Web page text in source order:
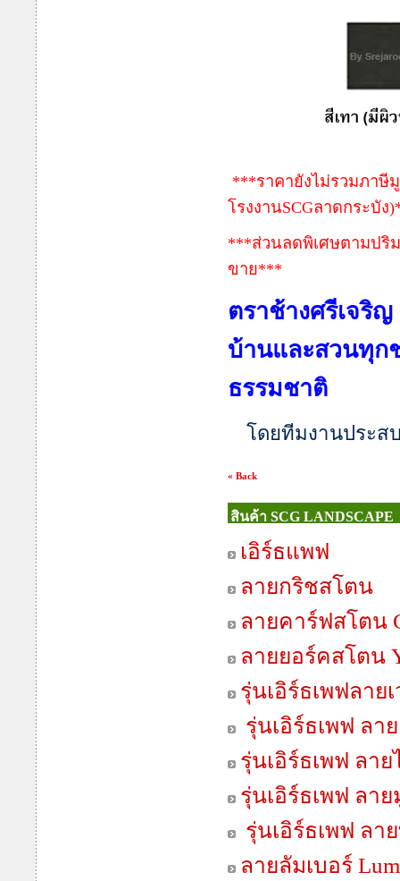
***ราคายังไม่รวมภาษี
โรงงานSCGลาดกระบัง
***ส่วนลดพิเศษตามปริ
ขาย***
ตราช้างศรีเจริญ
บ้านและสวนทุก
ธรรมชาติ
โดยทีมงานประส
« Back
สินค้า SCG LANDSCAPE
เอิร์ธแพฟ
ลายกริชสโตน
ลายคาร์ฟสโตน
ลายยอร์คสโตน
รุ่นเอิร์ธเพฟลายเ
รุ่นเอิร์ธเพฟ ลา
รุ่นเอิร์ธเพฟ ลาย
รุ่นเอิร์ธเพฟ ลาย
รุ่นเอิร์ธเพฟ ลา
ลายลัมเบอร์